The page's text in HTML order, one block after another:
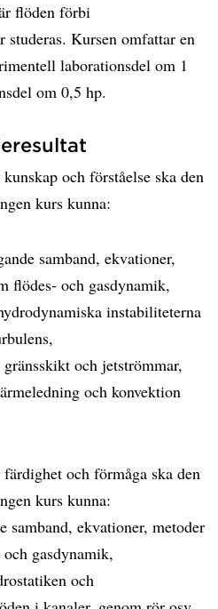
flöden förbi
studeras. Kursen omfattar en
laborationsdel om 1
om 0,5 hp.
och förståelse ska den
kurs kunna:
samband, ekvationer,
flödes- och gasdynamik,
instabiliteterna
och jetströmmar,
och konvektion
och förmåga ska den
kurs kunna:
samband, ekvationer, metoder
gasdynamik,
och